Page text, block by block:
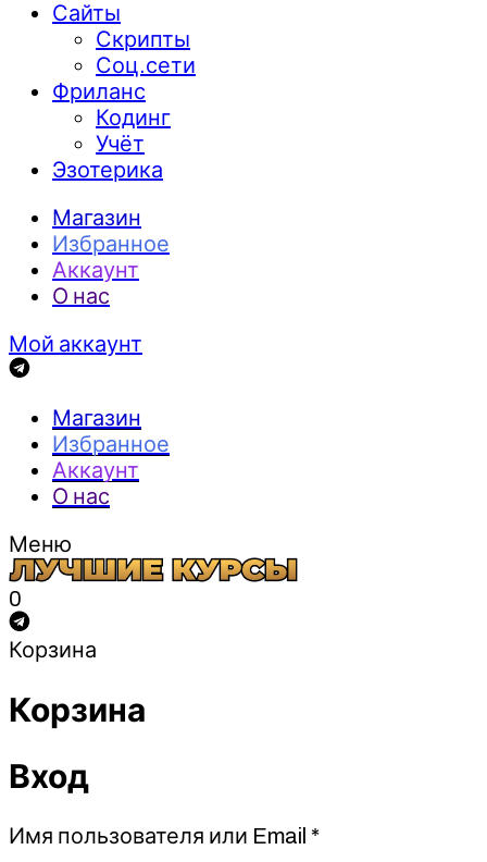
Сайты
Скрипты
Соц.сети
Фриланс
Кодинг
Учёт
Эзотерика
Магазин
Избранное
Аккаунт
О нас
Мой аккаунт
Магазин
Избранное
Аккаунт
О нас
Меню
0
Корзина
Корзина
Вход
Имя пользователя или Email *Обязательно